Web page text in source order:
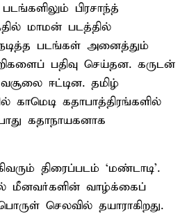
பிரசாந்த்
மாமன் படத்தில்
நடித்த படங்கள் அனைத்தும்
பதிவு செய்தன. கருடன்
ஈட்டின. தமிழ்
காமெடி கதாபாத்திரங்களில்
கதாநாயகனாக
திரைப்படம் ‘மண்டாடி’.
மீனவர்களின் வாழ்க்கைப்
செலவில் தயாராகிறது.